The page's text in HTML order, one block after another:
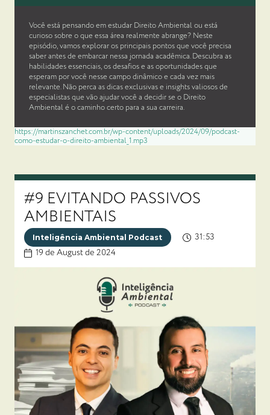
Você está pensando em estudar Direito Ambiental ou está
curioso sobre o que essa área realmente abrange? Neste
episódio, vamos explorar os principais pontos que você precisa
saber antes de embarcar nessa jornada acadêmica. Descubra as
habilidades essenciais, os desafios e as oportunidades que
esperam por você nesse campo dinâmico e cada vez mais
relevante. Não perca as dicas exclusivas e insights valiosos de
especialistas que vão ajudar você a decidir se o Direito
Ambiental é o caminho certo para a sua carreira.
https://martinszanchet.com.br/wp-content/uploads/2024/09/podcast-
como-estudar-o-direito-ambiental_1.mp3
#9 EVITANDO PASSIVOS
AMBIENTAIS
Inteligência Ambiental Podcast
31:53
19 de August de 2024